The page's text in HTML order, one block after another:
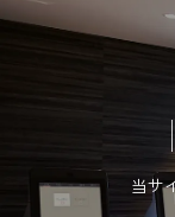
相鉄フレッサイン
当サ